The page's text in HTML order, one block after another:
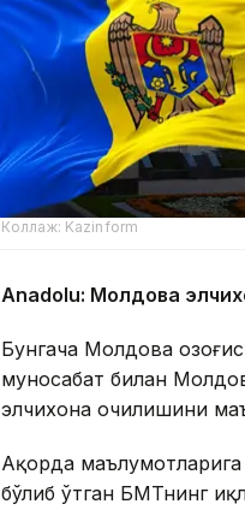
Коллаж: Kazinform
Anadolu: Молдова
Бунгача Молдова
муносабат билан
элчихона очилишини
Ақорда
бўлиб ўтган БМТнинг